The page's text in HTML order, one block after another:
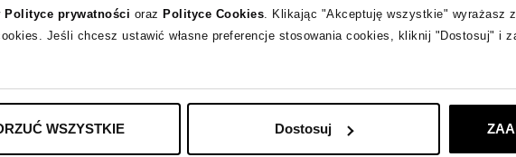
Polityce prywatności oraz Polityce Cookies . Klikając "Akceptuję wszystkie" wyrażasz
Jeśli chcesz ustawić własne preferencje stosowania cookies, kliknij "Dostosuj" i
WSZYSTKIE Dostosuj